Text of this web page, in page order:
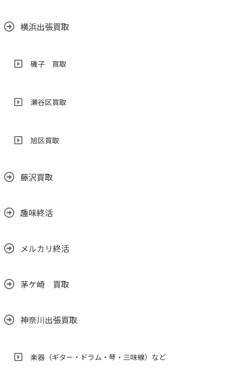
横浜出張買取
磯子 買取
瀬谷区買取
旭区買取
藤沢買取
趣味終活
メルカリ終活
茅ケ崎 買取
神奈川出張買取
楽器（ギター・ドラム・琴・三味線）など